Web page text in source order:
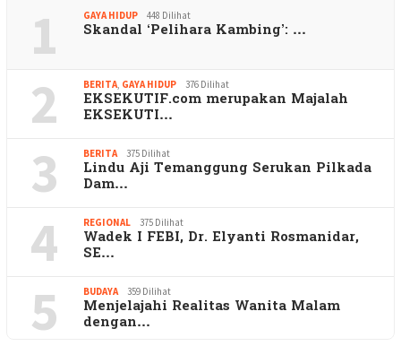
1 GAYA HIDUP 448 Dilihat
Skandal ‘Pelihara Kambing’: …
2 BERITA, GAYA HIDUP 376 Dilihat
EKSEKUTIF.com merupakan Majalah
EKSEKUTI…
3 BERITA 375 Dilihat
Lindu Aji Temanggung Serukan Pilkada
Dam…
4 REGIONAL 375 Dilihat
Wadek I FEBI, Dr. Elyanti Rosmanidar,
SE…
5 BUDAYA 359 Dilihat
Menjelajahi Realitas Wanita Malam
dengan…